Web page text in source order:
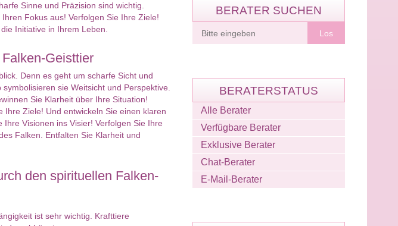
Sinne und Präzision sind wichtig.
Fokus aus! Verfolgen Sie Ihre Ziele!
Initiative in Ihrem Leben.
Geisttier
Denn es geht um scharfe Sicht und
sie Weitsicht und Perspektive.
Sie Klarheit über Ihre Situation!
Ihre Ziele! Und entwickeln Sie einen klaren
Visionen ins Visier! Verfolgen Sie Ihre
Falken. Entfalten Sie Klarheit und
den spirituellen Falken-
ist sehr wichtig. Krafttiere
BERATER SUCHEN
finden
BERATERSTATUS
Alle Berater
Verfügbare Berater
Exklusive Berater
Chat-Berater
E-Mail-Berater